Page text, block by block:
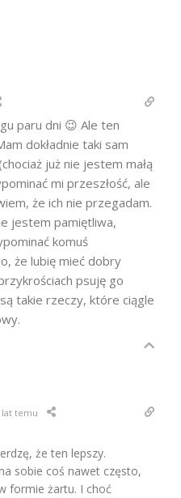
paru dni 😉 Ale ten
dokładnie taki sam
już nie jestem małą
mi przeszłość, ale
że ich nie przegadam.
jestem pamiętliwa,
komuś
że lubię mieć dobry
psuję go
takie rzeczy, które ciągle
lat temu
że ten lepszy.
sobie coś nawet często,
formie żartu. I choć